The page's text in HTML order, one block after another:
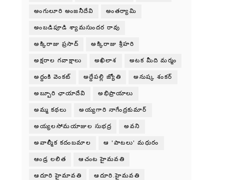
అంగులూరి అంజనీదేవి అంతర్యామి
అంబడిపూడి శ్యామసుందర రావు
అక్కిరాజు ప్రసాద్ అక్కిరాజు శ్రీహరి
అక్షరాల గవాక్షాలు అఖిలాశ అటక మీది మర్మం
అద్దంకి వెంకట్ అద్దేపల్లి జ్యోతి అనుష్క శంకర్
అబ్బూరి ఛాయాదేవి అభిప్రాయాలు
అమ్మ కథలు అయ్యగారి నాగేంద్రకుమార్
అయ్యలసోమయాజుల సుభద్ర అవని
అవాల్మీక కదంబమాల ఆ 'పాటలు' మధురం
ఆండ్ర లలిత ఆచంట హైమవతి
ఆదూరి హైమావతి ఆదూరి.హైమవతి